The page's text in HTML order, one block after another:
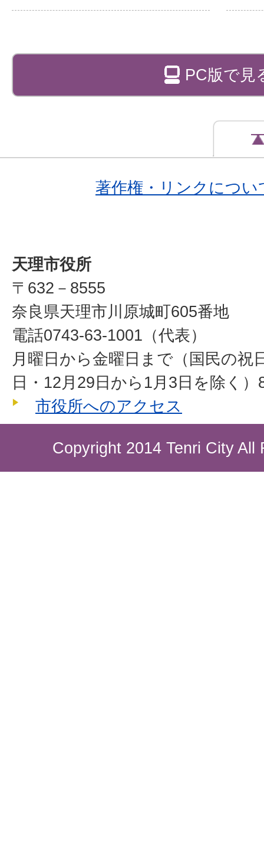
PC版で見
著作権・リンクについ
天理市役所
〒632－8555
奈良県天理市川原城町605番地
電話0743-63-1001（代表）
月曜日から金曜日まで（国民の祝
日・12月29日から1月3日を除く
市役所へのアクセス
Copyright 2014 Tenri City All